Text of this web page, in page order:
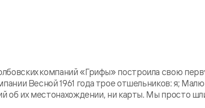
компаний «Грифы» построила свою
Весной 1961 года трое отшельников: я;
об их местонахождении, ни карты. Мы просто